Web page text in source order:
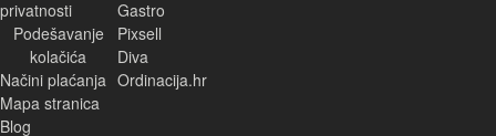
privatnosti
Podešavanje
kolačića
Načini plaćanja
Mapa stranica
Blog
Gastro
Pixsell
Diva
Ordinacija.hr